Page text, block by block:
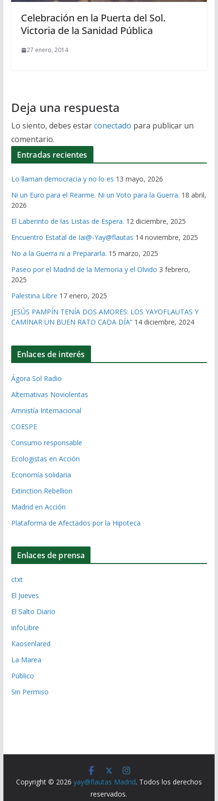
Celebración en la Puerta del Sol.
Victoria de la Sanidad Pública
27 enero, 2014
Deja una respuesta
Lo siento, debes estarconectado para publicar un
comentario.
Entradas recientes
Lo llaman democracia y no lo es 13 mayo, 2026
Ni un Euro para el Rearme. Ni un Voto para la Guerra. 18 abril,
2026
El Laberinto de las Listas de Espera. 12 diciembre, 2025
Encuentro Estatal de Iai@-Yay@flautas 14 noviembre, 2025
No a la Guerra ni a Prepararla. 15 marzo, 2025
Paseo por el Madrid de la Memoria y el Olvido 3 febrero,
2025
Palestina Libre 17 enero, 2025
JESÚS PAMPÍN TENÍA DOS AMORES: LOS YAYOFLAUTAS Y
CAMINAR UN BUEN RATO CADA DÍA” 14 diciembre, 2024
Enlaces de interés
Ágora Sol Radio
Alternativas Noviolentas
Amnistía Internacional
COESPE
Consumo responsable
Ecologistas en Acción
Economía solidaria
Extinction Rebellion
Madrid en Acción
Plataforma de Afectados por la Hipoteca
Enlaces de prensa
ctxt
El Jueves
El Salto Diario
infoLibre
Kaosenlared
La Marea
Público
Sin Permiso
Copyright © 2026 yay@flautas Madrid. Todos los derechos
reservados.